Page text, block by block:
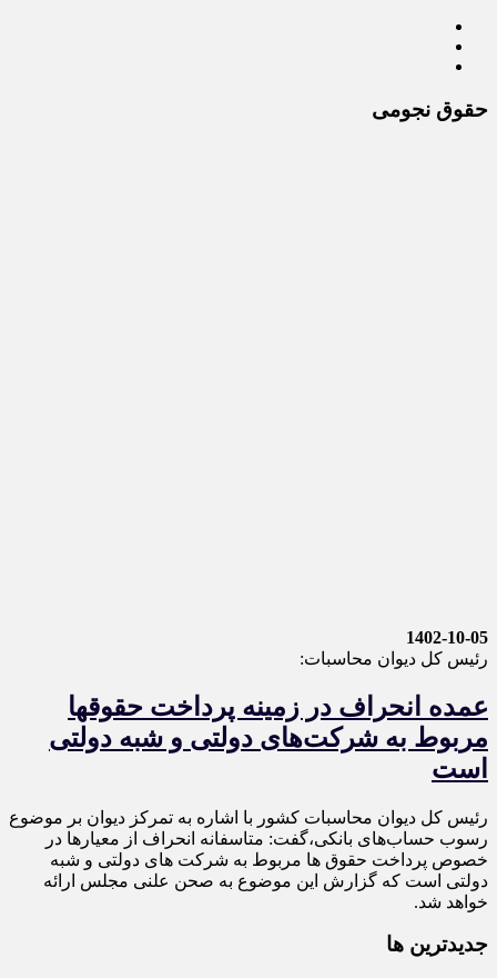
حقوق نجومی
1402-10-05
رئیس کل دیوان محاسبات:
عمده انحراف در زمینه پرداخت حقوقها
مربوط به شرکت‌های دولتی و شبه دولتی
است
رئیس کل دیوان محاسبات کشور با اشاره به تمرکز دیوان بر موضوع
رسوب حساب‌های بانکی،گفت: متاسفانه انحراف از معیارها در
خصوص پرداخت حقوق ها مربوط به شرکت های دولتی و شبه
دولتی است که گزارش این موضوع به صحن علنی مجلس ارائه
خواهد شد.
جديدترين ها